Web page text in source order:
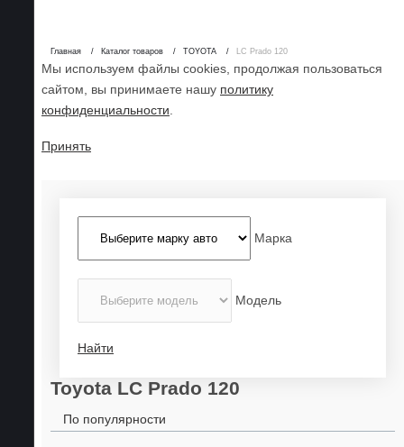
Главная Каталог товаров TOYOTA LС Prado 120
Мы используем файлы cookies, продолжая пользоваться
сайтом, вы принимаете нашу политику
конфиденциальности
Принять
Марка
Модель
Найти
Toyota LС Prado 120
По популярности